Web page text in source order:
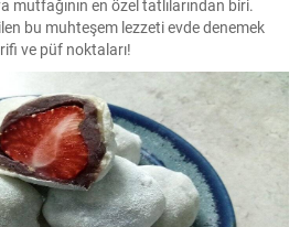
mutfağının en özel tatlılarından biri.
bu muhteşem lezzeti evde denemek
ve püf noktaları!